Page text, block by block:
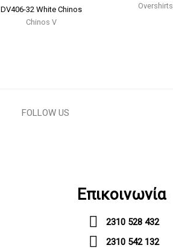
DV406-32 White Chinos
Chinos V
Overshirts
FOLLOW US
Επικοινωνία
2310 528 432
2310 542 132